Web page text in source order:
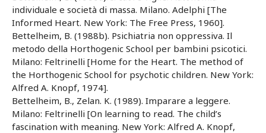
individuale e società di massa. Milano. Adelphi [The
Informed Heart. New York: The Free Press, 1960].
Bettelheim, B. (1988b). Psichiatria non oppressiva. Il
metodo della Horthogenic School per bambini psicotici.
Milano: Feltrinelli [Home for the Heart. The method of
the Horthogenic School for psychotic children. New York:
Alfred A. Knopf, 1974].
Bettelheim, B., Zelan. K. (1989). Imparare a leggere.
Milano: Feltrinelli [On learning to read. The child’s
fascination with meaning. New York: Alfred A. Knopf,